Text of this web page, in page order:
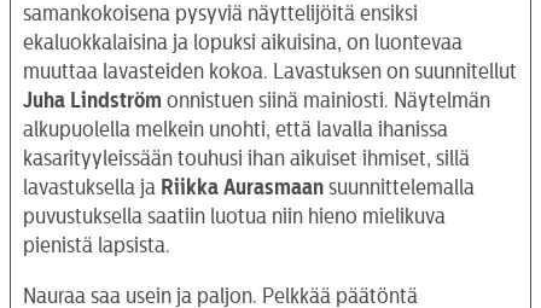
samankokoisena pysyviä näyttelijöitä ensiksi
ekaluokkalaisina ja lopuksi aikuisina, on luontevaa
muuttaa lavasteiden kokoa. Lavastuksen on suunnitellut
Juha Lindström onnistuen siinä mainiosti. Näytelmän
alkupuolella melkein unohti, että lavalla ihanissa
kasarityyleissään touhusi ihan aikuiset ihmiset, sillä
lavastuksella ja Riikka Aurasmaan suunnittelemalla
puvustuksella saatiin luotua niin hieno mielikuva
pienistä lapsista.
Nauraa saa usein ja paljon. Pelkkää päätöntä